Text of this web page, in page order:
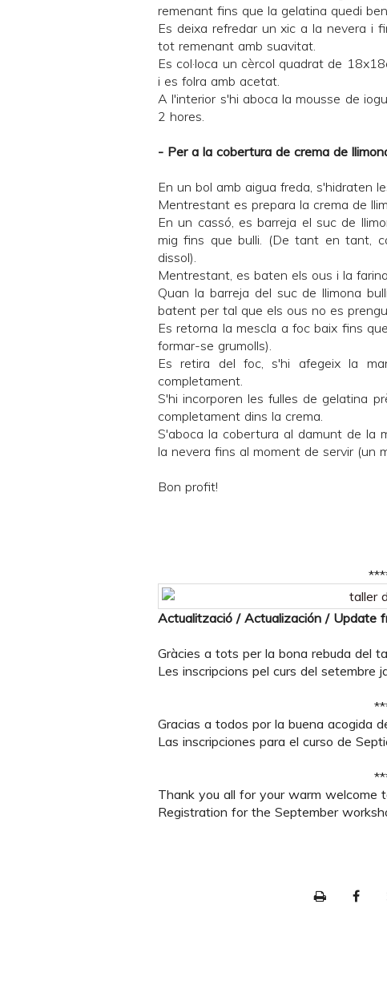
remenant fins que la gelatina quedi
Es deixa refredar un xic a la nevera i
tot remenant amb suavitat.
Es col·loca un cèrcol quadrat de
i es folra amb acetat.
A l'interior s'hi aboca la mousse de
2 hores.
- Per a la cobertura de crema de
En un bol amb aigua freda, s'hidraten
Mentrestant es prepara la crema de
En un cassó, es barreja el suc de
mig fins que bulli. (De tant en tant,
dissol).
Mentrestant, es baten els ous i la
Quan la barreja del suc de llimona
batent per tal que els ous no es
Es retorna la mescla a foc baix fins
formar-se grumolls).
Es retira del foc, s'hi afegeix la
completament.
S'hi incorporen les fulles de gelatina
completament dins la crema.
S'aboca la cobertura al damunt de la
la nevera fins al moment de servir (un
Bon profit!
Actualització / Actualización / Update
Gràcies a tots per la bona rebuda del
Les inscripcions pel curs del setembre
Gracias a todos por la buena acogida
Las inscripciones para el curso de
Thank you all for your warm welcome
Registration for the September